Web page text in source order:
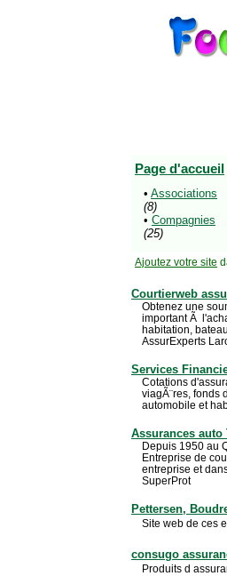
Page d'accueil
• Associations
(8)
• Compagnies
(25)
Ajoutez votre site
Courtierweb
Obtenez une
important Ã
habitation,
AssurExperts
Services
Cotations
viagÃ¨res, fonds
automobile et
Assurances auto
Depuis 1950 au
Entreprise de
entreprise et
SuperProt
Pettersen,
Site web de ces
consugo
Produits d